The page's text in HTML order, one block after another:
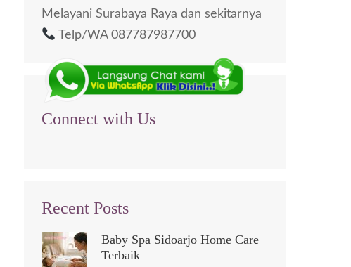
Melayani Surabaya Raya dan sekitarnya
Telp/WA 087787987700
Connect with Us
Recent Posts
Baby Spa Sidoarjo Home Care
Terbaik